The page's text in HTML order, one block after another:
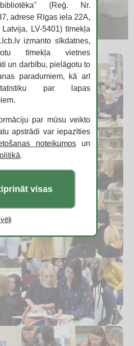
(Reģ. Nr.
adrese Rīgas iela 22A,
Latvija, LV-5401) tīmekļa
izmanto sīkdatnes,
tīmekļa vietnes
un darbību, pielāgotu to
paradumiem, kā arī
par lapas
par mūsu veikto
apstrādi var iepazīties
noteikumosun
.
visas